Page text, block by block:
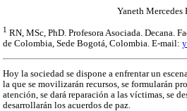
Yaneth Mercedes
1 RN, MSc, PhD. Profesora Asociada. Decana.
de Colombia, Sede Bogotá, Colombia. E-mail:
Hoy la sociedad se dispone a enfrentar un
la que se movilizarán recursos, se formularán
atención, se dará reparación a las víctimas, se
desarrollarán los acuerdos de paz.